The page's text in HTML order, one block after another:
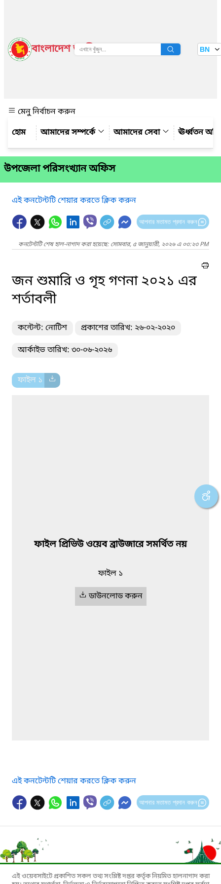
বাংলাদেশ জাতীয় তথ্য বাতায়ন BN
মেনু নির্বাচন করুন
আমাদের সম্পর্কে
আমাদের সেবা ঊর্ধ্বতন
উপজেলা পরিসংখ্যান অফিস
এই কনটেন্টটি শেয়ার করতে ক্লিক করুন
আপনার মতামত প্রদান করুন
কনটেন্টটি শেষ হাল-নাগাদ করা হয়েছে: সোমবার, ৫ জানুয়ারী, ২০২৬ এ ০৩:২৩ PM
জন শুমারি ও গৃহ গণনা ২০২১ এর
শর্তাবলী
কন্টেন্ট: নোটিশ প্রকাশের তারিখ: ২৬-০২-২০২০
আর্কাইভ তারিখ: ৩০-০৬-২০২৬
ফাইল ১
ফাইল প্রিভিউ ওয়েব ব্রাউজারে সমর্থিত নয়
ফাইল ১
ডাউনলোড করুন
এই কনটেন্টটি শেয়ার করতে ক্লিক করুন
আপনার মতামত প্রদান করুন
এই ওয়েবসাইটে প্রকাশিত সকল তথ্য সংশ্লিষ্ট দপ্তর কর্তৃক নিয়মিত হালনাগাদ করা